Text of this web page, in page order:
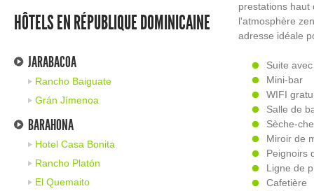
HÔTELS EN RÉPUBLIQUE DOMINICAINE
JARABACOA
Rancho Baiguate
Grán Jímenoa
BARAHONA
Hotel Casa Bonita
Rancho Platón
El Quemaito
prestations haut
l'atmosphère
adresse idéale
Suite
Mini-bar
WIFI
Salle de
Sèche-
Miroir de
Peignoirs
Ligne de
Cafetière